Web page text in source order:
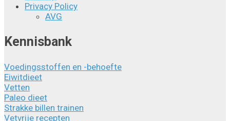
Privacy Policy
AVG
Kennisbank
Voedingsstoffen en -behoefte
Eiwitdieet
Vetten
Paleo dieet
Strakke billen trainen
Vetvrije recepten